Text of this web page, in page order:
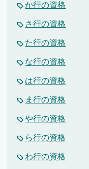
か行の資格
さ行の資格
た行の資格
な行の資格
は行の資格
ま行の資格
や行の資格
ら行の資格
わ行の資格